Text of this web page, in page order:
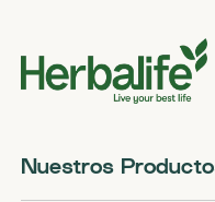
Nuestros